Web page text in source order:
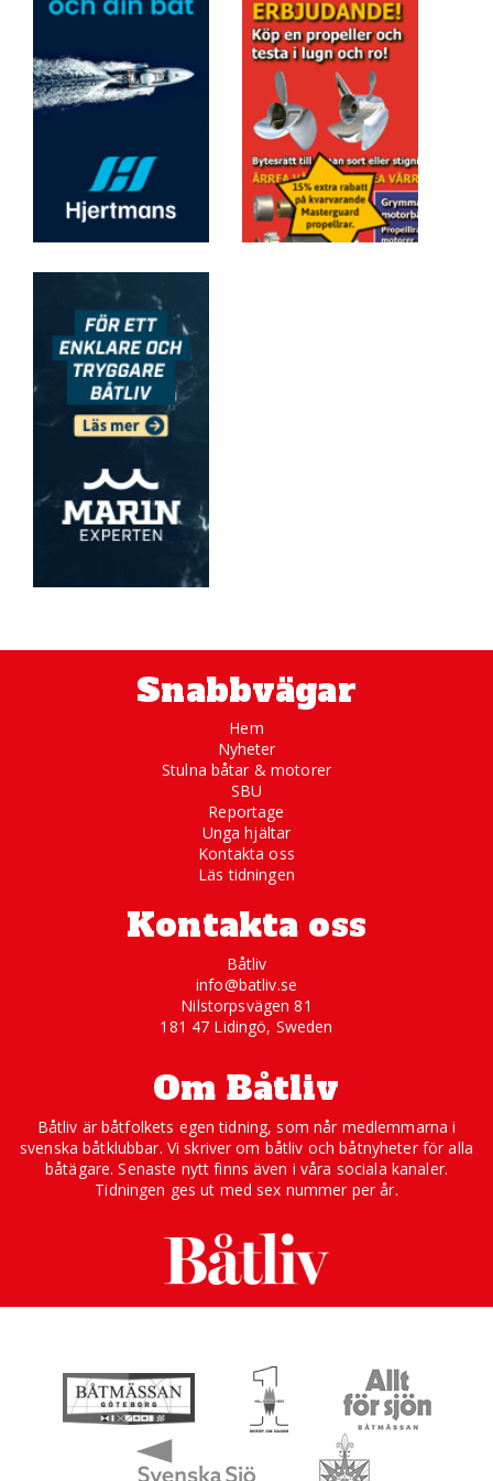
Snabbvägar
Hem
Nyheter
Stulna båtar & motorer
SBU
Reportage
Unga hjältar
Kontakta oss
Läs tidningen
Kontakta oss
Båtliv
info@batliv.se
Nilstorpsvägen 81
181 47 Lidingö, Sweden
Om Båtliv
Båtliv är båtfolkets egen tidning, som når medlemmarna i
svenska båtklubbar. Vi skriver om båtliv och båtnyheter för alla
båtägare. Senaste nytt finns även i våra sociala kanaler.
Tidningen ges ut med sex nummer per år.